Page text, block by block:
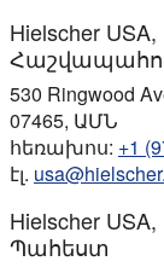
Hielscher
530 Ringwood
07465, ԱՄՆ
հեռախոս: +1
էլ.
Hielscher
Պահեստ